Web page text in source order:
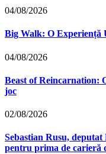
04/08/2026
Big Walk: O Experiență
04/08/2026
Beast of Reincarnation:
joc
02/08/2026
Sebastian Rusu,
pentru prima de carieră